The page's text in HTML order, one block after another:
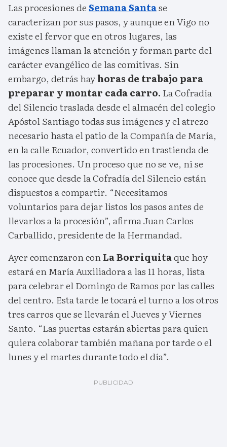
Las procesiones deSemana Santase
caracterizan por sus pasos, y aunque en Vigo no
existe el fervor que en otros lugares, las
imágenes llaman la atención y forman parte del
carácter evangélico de las comitivas. Sin
embargo, detrás hayhoras de trabajo para
preparar y montar cada carro. La Cofradía
del Silencio traslada desde el almacén del colegio
Apóstol Santiago todas sus imágenes y el atrezo
necesario hasta el patio de la Compañía de María,
en la calle Ecuador, convertido en trastienda de
las procesiones. Un proceso que no se ve, ni se
conoce que desde la Cofradía del Silencio están
dispuestos a compartir. “Necesitamos
voluntarios para dejar listos los pasos antes de
llevarlos a la procesión”, afirma Juan Carlos
Carballido, presidente de la Hermandad.
Ayer comenzaron conLa Borriquitaque hoy
estará en María Auxiliadora a las 11 horas, lista
para celebrar el Domingo de Ramos por las calles
del centro. Esta tarde le tocará el turno a los otros
tres carros que se llevarán el Jueves y Viernes
Santo. “Las puertas estarán abiertas para quien
quiera colaborar también mañana por tarde o el
lunes y el martes durante todo el día”.